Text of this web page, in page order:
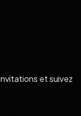
et suivez